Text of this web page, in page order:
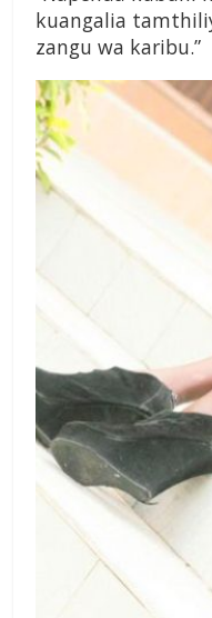
kuangalia
zangu wa karibu.”